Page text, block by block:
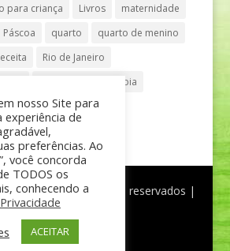
para criança Livros
maternidade
Páscoa quarto
quarto de menino
Rio de Janeiro
Shopping Vila Olímpia
tênis
| © Todos os direitos reservados |
de Privacidade
nosso Site para
de
preferências. Ao
você concorda
TODOS os
conhecendo a
ACEITAR